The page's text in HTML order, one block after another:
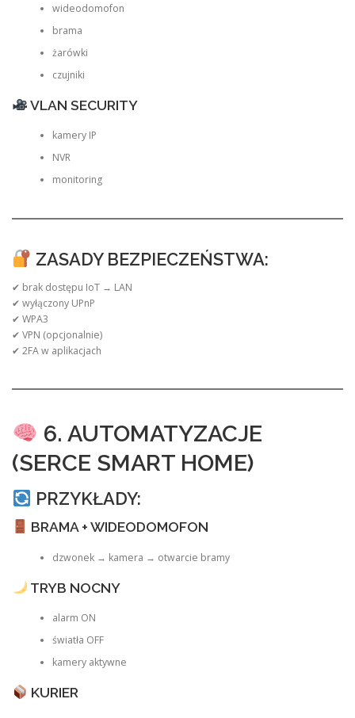
wideodomofon
brama
żarówki
czujniki
VLAN SECURITY
kamery IP
NVR
monitoring
ZASADY BEZPIECZEŃSTWA:
✔ brak dostępu IoT → LAN
✔ wyłączony UPnP
✔ WPA3
✔ VPN (opcjonalnie)
✔ 2FA w aplikacjach
6. AUTOMATYZACJE
(SERCE SMART HOME)
PRZYKŁADY:
BRAMA + WIDEODOMOFON
dzwonek → kamera → otwarcie bramy
TRYB NOCNY
alarm ON
światła OFF
kamery aktywne
KURIER